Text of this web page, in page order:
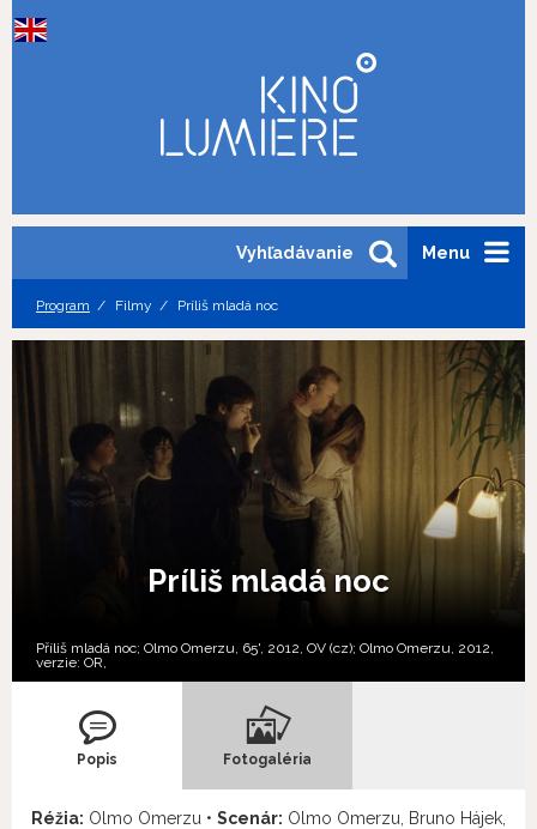
Menu
Vyhľadávanie
Program Filmy Príliš mladá noc
Príliš mladá noc
Příliš mladá noc; Olmo Omerzu, 65', 2012, OV (cz); Olmo Omerzu, 2012,
verzie: OR,
Popis Fotogaléria
Réžia: Olmo Omerzu • Scenár: Olmo Omerzu, Bruno Hájek,